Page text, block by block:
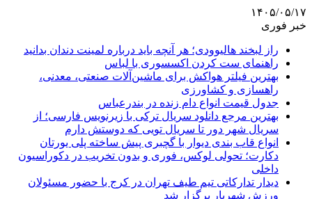
۱۴۰۵/۰۵/۱۷
خبر فوری
راز لبخند هالیوودی؛ هر آنچه باید درباره لمینت دندان بدانید
راهنمای ست کردن اکسسوری با لباس
بهترین فیلتر هواکش برای ماشین‌آلات صنعتی، معدنی،
راهسازی و کشاورزی
جدول قیمت انواع دام زنده در بندرعباس
بهترین مرجع دانلود سریال ترکی با زیرنویس فارسی؛ از
سریال شهر دور تا سریال تویی که دوستش دارم
انواع قاب بندی دیوار با گچبری پیش ساخته پلی یورتان
دکارت؛ تحولی لوکس، فوری و بدون تخریب در دکوراسیون
داخلی
دیدار تدارکاتی تیم طیف تهران در کرج با حضور مسئولان
ورزش شهریار برگزار شد